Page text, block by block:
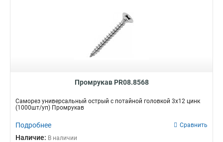
Промрукав PR08.8568
Саморез универсальный острый с потайной головкой 3x12 цинк
(1000шт/уп) Промрукав
Подробнее Сравнить
Наличие: В наличии